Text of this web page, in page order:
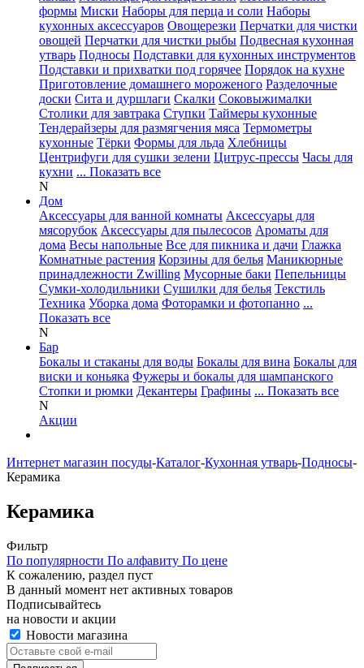
формы Миски Наборы для перца и соли Наборы
кухонных аксессуаров Овощерезки Перчатки для чистки
овощей Перчатки для чистки рыбы Подвесная кухонная
утварь Подносы Подставки для кухонных инструментов
Подставки и прихватки под горячее Порядок на кухне
Приготовление домашнего мороженого Разделочные
доски Сита и дуршлаги Скалки Соковыжималки
Столики для завтрака Ступки Таймеры кухонные
Тендерайзеры для размягчения мяса Термометры
кухонные Тёрки Формы для льда Хлебницы
Центрифуги для сушки зелени Цитрус-прессы Часы для
кухни ... Показать все
N
Дом
Аксессуары для ванной комнаты Аксессуары для
мясорубок Аксессуары для пылесосов Ароматы для
дома Весы напольные Все для пикника и дачи Глажка
Комнатные растения Корзины для белья Маникюрные
принадлежности Zwilling Мусорные баки Пепельницы
Сумки-холодильники Сушилки для белья Текстиль
Техника Уборка дома Фоторамки и фотопанно ...
Показать все
N
Бар
Бокалы и стаканы для воды Бокалы для вина Бокалы для
виски и коньяка Фужеры и бокалы для шампанского
Стопки и рюмки Декантеры Графины ... Показать все
N
Акции
Интернет магазин посуды-Каталог-Кухонная утварь-Подносы-
Керамика
Керамика
Фильтр
По популярности По алфавиту По цене
К сожалению, раздел пуст
В данный момент нет активных товаров
Подписывайтесь
на новости и акции
Новости магазина